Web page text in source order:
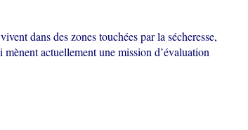
dans des zones touchées par la sécheresse,
actuellement une mission d’évaluation